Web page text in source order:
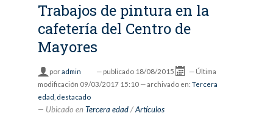
Trabajos de pintura en la
cafetería del Centro de
Mayores
poradmin — publicado 18/08/2015 — Última
modificación 09/03/2017 15:10 — archivado en: Tercera
edad destacado
Ubicado en Tercera edad /Artículos